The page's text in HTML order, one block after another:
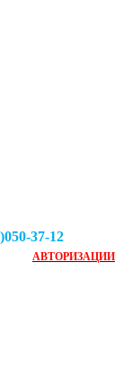
37-12
АВТОРИЗАЦИИ